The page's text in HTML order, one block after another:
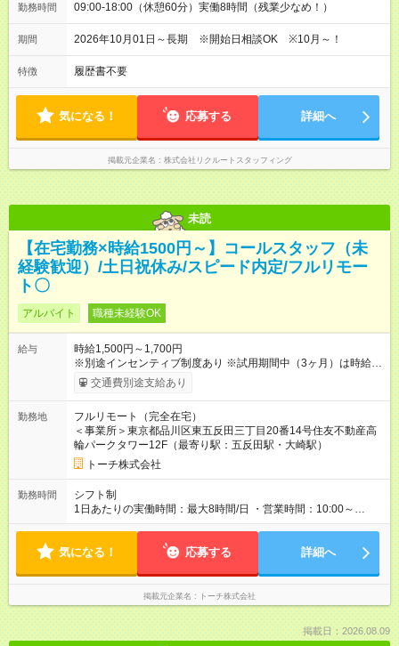
勤務時間 09:00-18:00（休憩60分）実働8時間（残業少なめ！）
期間 2026年10月01日～長期 ※開始日相談OK ※10月～！
特徴 履歴書不要
気になる！ 応募する 詳細へ
掲載元企業名 株式会社リクルートスタッフィング
未読
【在宅勤務×時給1500円～】コールスタッフ（未
経験歓迎）/土日祝休み/スピード内定/フルリモー
ト〇
アルバイト 職種未経験OK
給与
時給1,500円～1,700円
※別途インセンティブ制度あり ※試用期間中（3ヶ月）は時給
1,400円 【試用期間】試用期間あり 試用期間の長さ：3ヶ月
※ 雇用形態と給与に、本採用時と異なる部分があります。 雇用
初回3ヶ月契約、以降は6ヶ月毎に更新 ・試用期間：3ヶ月 ・契
約更新：あり（契約満了時の業務量、勤務態度、勤務成績によ
り判断）、更新上限なし
交通費別途支給あり
勤務地
フルリモート（完全在宅）
＜事業所＞東京都品川区東五反田三丁目20番14号住友不動産高
輪パークタワー12F（最寄り駅：五反田駅・大崎駅）
トーチ株式会社
勤務時間
シフト制
1日あたりの実働時間：最大8時間/日 ・営業時間：10:00～
19:00（平日のみ） ※9:00～の勤務も応相談 ・勤務日数：週3
気になる！ 応募する 詳細へ
掲載元企業名 トーチ株式会社
掲載日：2026.08.09